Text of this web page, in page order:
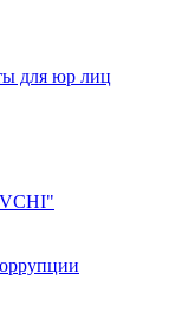
для юр лиц